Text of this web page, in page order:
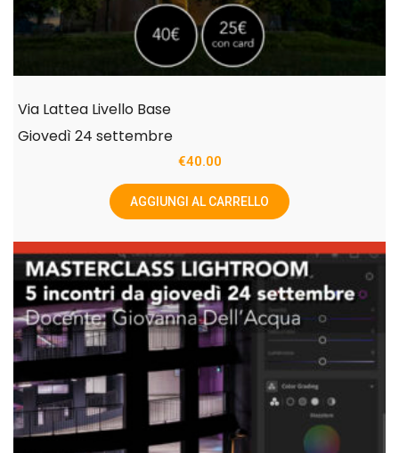
Via Lattea Livello Base
Giovedì 24 settembre
€40.00
AGGIUNGI AL CARRELLO